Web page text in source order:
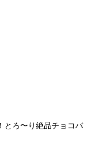
とろ〜り絶品チョコバ